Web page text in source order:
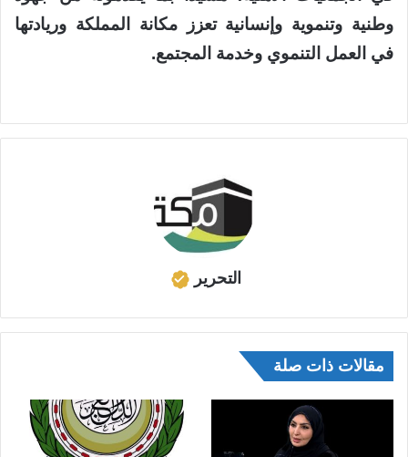
وطنية وتنموية وإنسانية تعزز مكانة المملكة وريادتها
في العمل التنموي وخدمة المجتمع.
التحرير
مقالات ذات صلة